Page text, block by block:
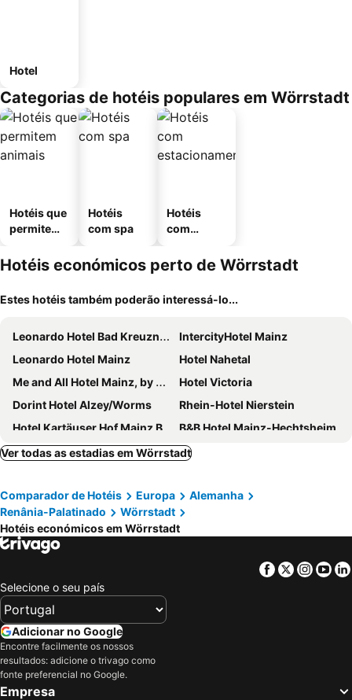
Hotel
Categorias de hotéis populares em Wörrstadt
Hotéis que
permitem
Hotéis
com spa
Hotéis
com
mento
Hotéis económicos perto de Wörrstadt
Estes hotéis também poderão interessá-lo...
Leonardo Hotel Bad Kreuznach
IntercityHotel Mainz
Leonardo Hotel Mainz
Hotel Nahetal
Me and All Hotel Mainz, by Hyatt
Hotel Victoria
Dorint Hotel Alzey/Worms
Rhein-Hotel Nierstein
Hotel Kartäuser Hof Mainz Bodenheim
B&B Hotel Mainz-Hechtsheim
B&B HOTEL Mainz-Süd
Minjo Hotel
Das Crass
Cb Hotel Becker
Hotel Rebe
Sunny´s Hotel & Residence
Gästehaus Dautermann
Atrium Hotel Mainz
Wens Hotel
Hotel Am Römerwall
Trollmühle
Best Western Hotel Mainz
Ver todas as estadias em Wörrstadt
Comparador de Hotéis Europa
Alemanha
Renânia-Palatinado
Wörrstadt
Hotéis económicos em Wörrstadt
Facebook
Twitter
Selecione o seu país
Adicionar no Google
Encontre facilmente os nossos
resultados: adicione o trivago como
fonte preferencial no Google.
Empresa